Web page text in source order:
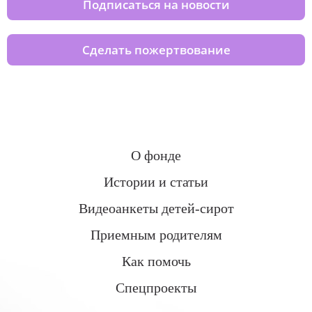
Подписаться на новости
Сделать пожертвование
О фонде
Истории и статьи
Видеоанкеты детей-сирот
Приемным родителям
Как помочь
Спецпроекты